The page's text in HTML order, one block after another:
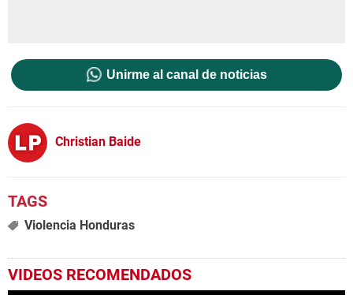
Unirme al canal de noticias
Christian Baide
Violencia Honduras
VIDEOS RECOMENDADOS